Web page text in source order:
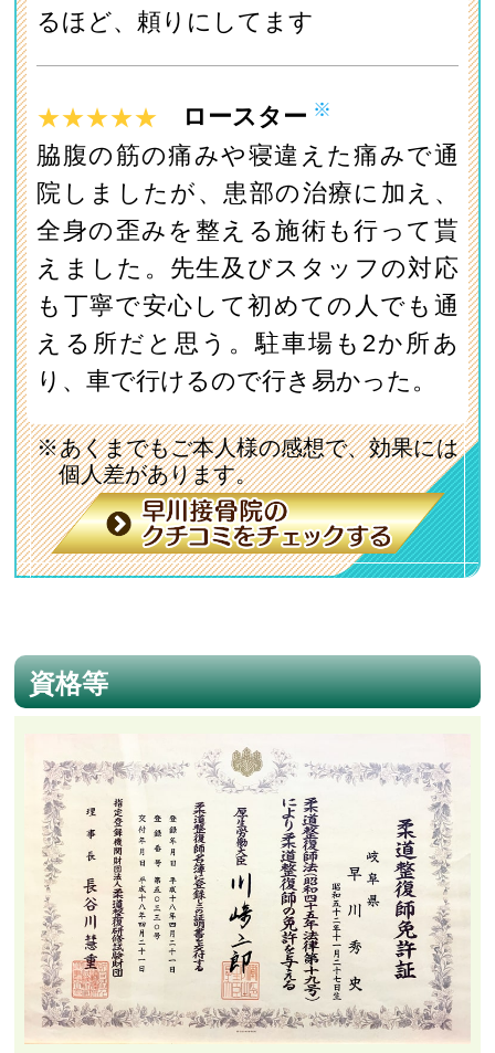
るほど、頼りにしてます
★★★★★ ロースター ※
脇腹の筋の痛みや寝違えた痛みで通
院しましたが、患部の治療に加え、
全身の歪みを整える施術も行って貰
えました。先生及びスタッフの対応
も丁寧で安心して初めての人でも通
える所だと思う。駐車場も2か所あ
り、車で行けるので行き易かった。
※あくまでもご本人様の感想で、効果には
個人差があります。
資格等